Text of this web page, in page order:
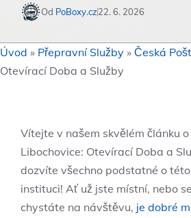
Od PoBoxy.cz22. 6. 2026
Úvod » Přepravní Služby » Česká
Otevírací Doba a Služby
Vítejte v našem skvělém článku o
Libochovice: Otevírací Doba a
dozvíte všechno podstatné o
instituci! Ať už jste místní, nebo
chystáte na návštěvu, je dobré